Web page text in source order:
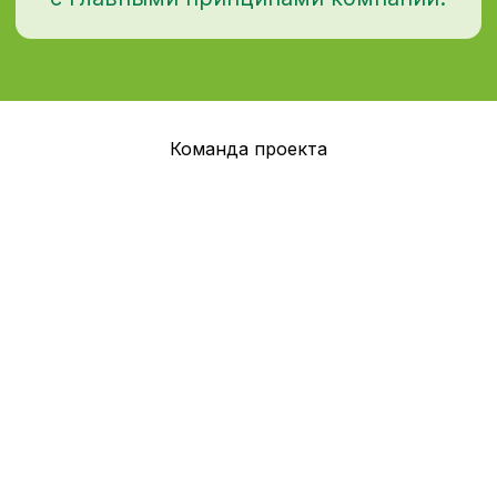
Команда проекта
политика обработки